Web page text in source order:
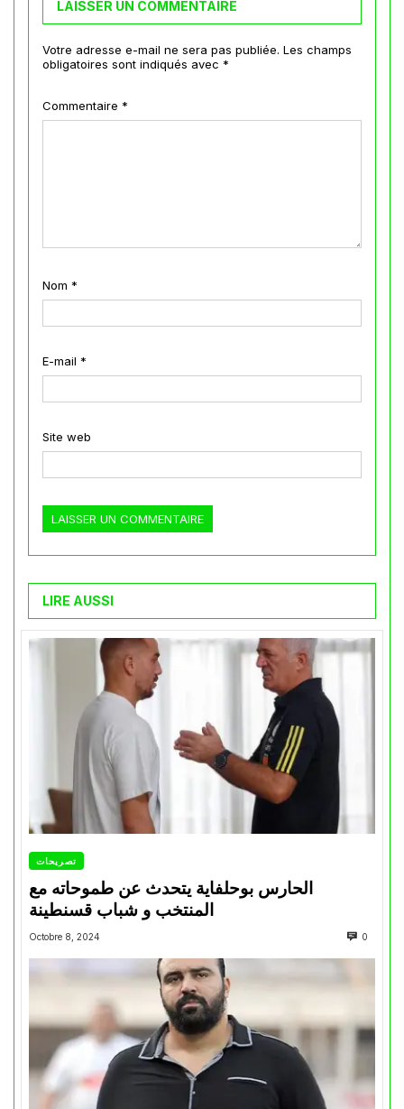
LAISSER UN COMMENTAIRE
Votre adresse e-mail ne sera pas publiée. Les champs
obligatoires sont indiqués avec *
Commentaire *
Nom *
E-mail *
Site web
LIRE AUSSI
تصريحات
الحارس بوحلفاية يتحدث عن طموحاته مع
المنتخب و شباب قسنطينة
Octobre 8, 2024 0